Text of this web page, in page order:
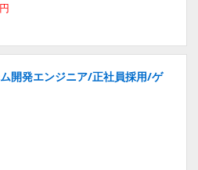
開発エンジニア/正社員採用/ゲ